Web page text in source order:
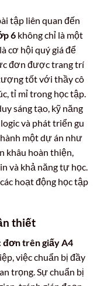
tập liên quan đến
6 không chỉ là một
cơ hội quý giá để
đơn được trang trí
tốt với thầy cô
tỉ mỉ trong học tập.
sáng tạo, kỹ năng
và phát triển gu
một dự án như
khâu hoàn thiện,
và khả năng tự học.
hoạt động học tập
thiết
trên giấy A4
việc chuẩn bị đầy
trọng. Sự chuẩn bị